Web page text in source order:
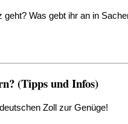
Was gebt ihr an in
(Tipps und Infos)
Zoll zur Genüge!